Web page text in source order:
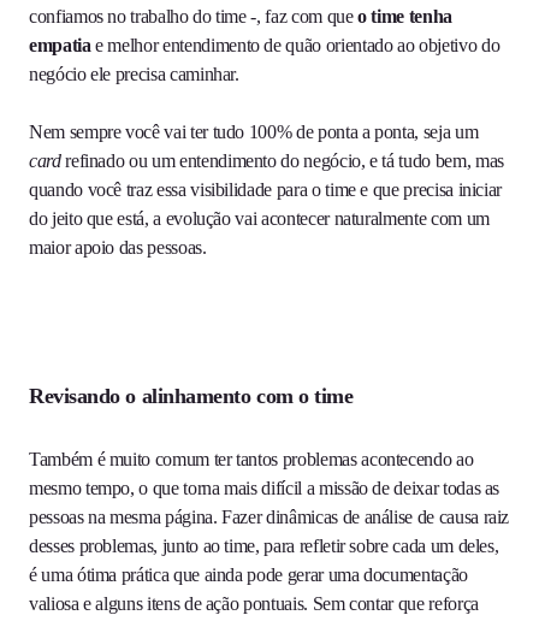
confiamos no trabalho do time -, faz com queo time tenha
empatia e melhor entendimento de quão orientado ao objetivo do
negócio ele precisa caminhar.
Nem sempre você vai ter tudo 100% de ponta a ponta, seja um
cardrefinado ou um entendimento do negócio, e tá tudo bem, mas
quando você traz essa visibilidade para o time e que precisa iniciar
do jeito que está, a evolução vai acontecer naturalmente com um
maior apoio das pessoas.
Revisando o alinhamento com o time
Também é muito comum ter tantos problemas acontecendo ao
mesmo tempo, o que torna mais difícil a missão de deixar todas as
pessoas na mesma página. Fazer dinâmicas de análise de causa raiz
desses problemas, junto ao time, para refletir sobre cada um deles,
é uma ótima prática que ainda pode gerar uma documentação
valiosa e alguns itens de ação pontuais. Sem contar que reforça